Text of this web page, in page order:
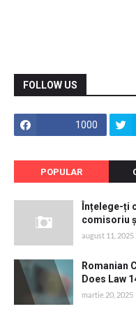
FOLLOW US
1000
POPULAR
Înțelege-ți
comisoriu
august 11, 2025
Romanian
Does Law
martie 20, 2025